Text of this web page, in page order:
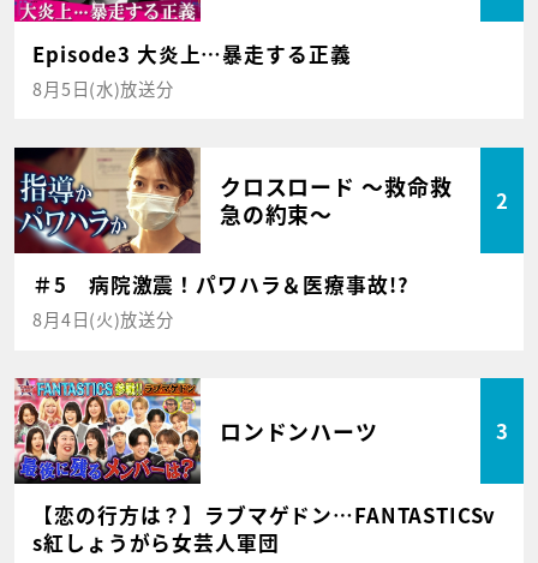
Episode3 大炎上…暴走する正義
8月5日(水)放送分
クロスロード ～救命救
急の約束～
2
＃5 病院激震！パワハラ＆医療事故!?
8月4日(火)放送分
ロンドンハーツ 3
【恋の行方は？】ラブマゲドン…FANTASTICSv
s紅しょうがら女芸人軍団